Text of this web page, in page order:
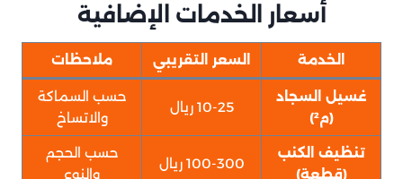
أسعار الخدمات الإضافية
الخدمة السعر التقريبي ملاحظات
غسيل السجاد
(م²)
10-25 ريال
حسب السماكة
والاتساخ
تنظيف الكنب
(قطعة)
100-300 ريال
حسب الحجم
والنوع